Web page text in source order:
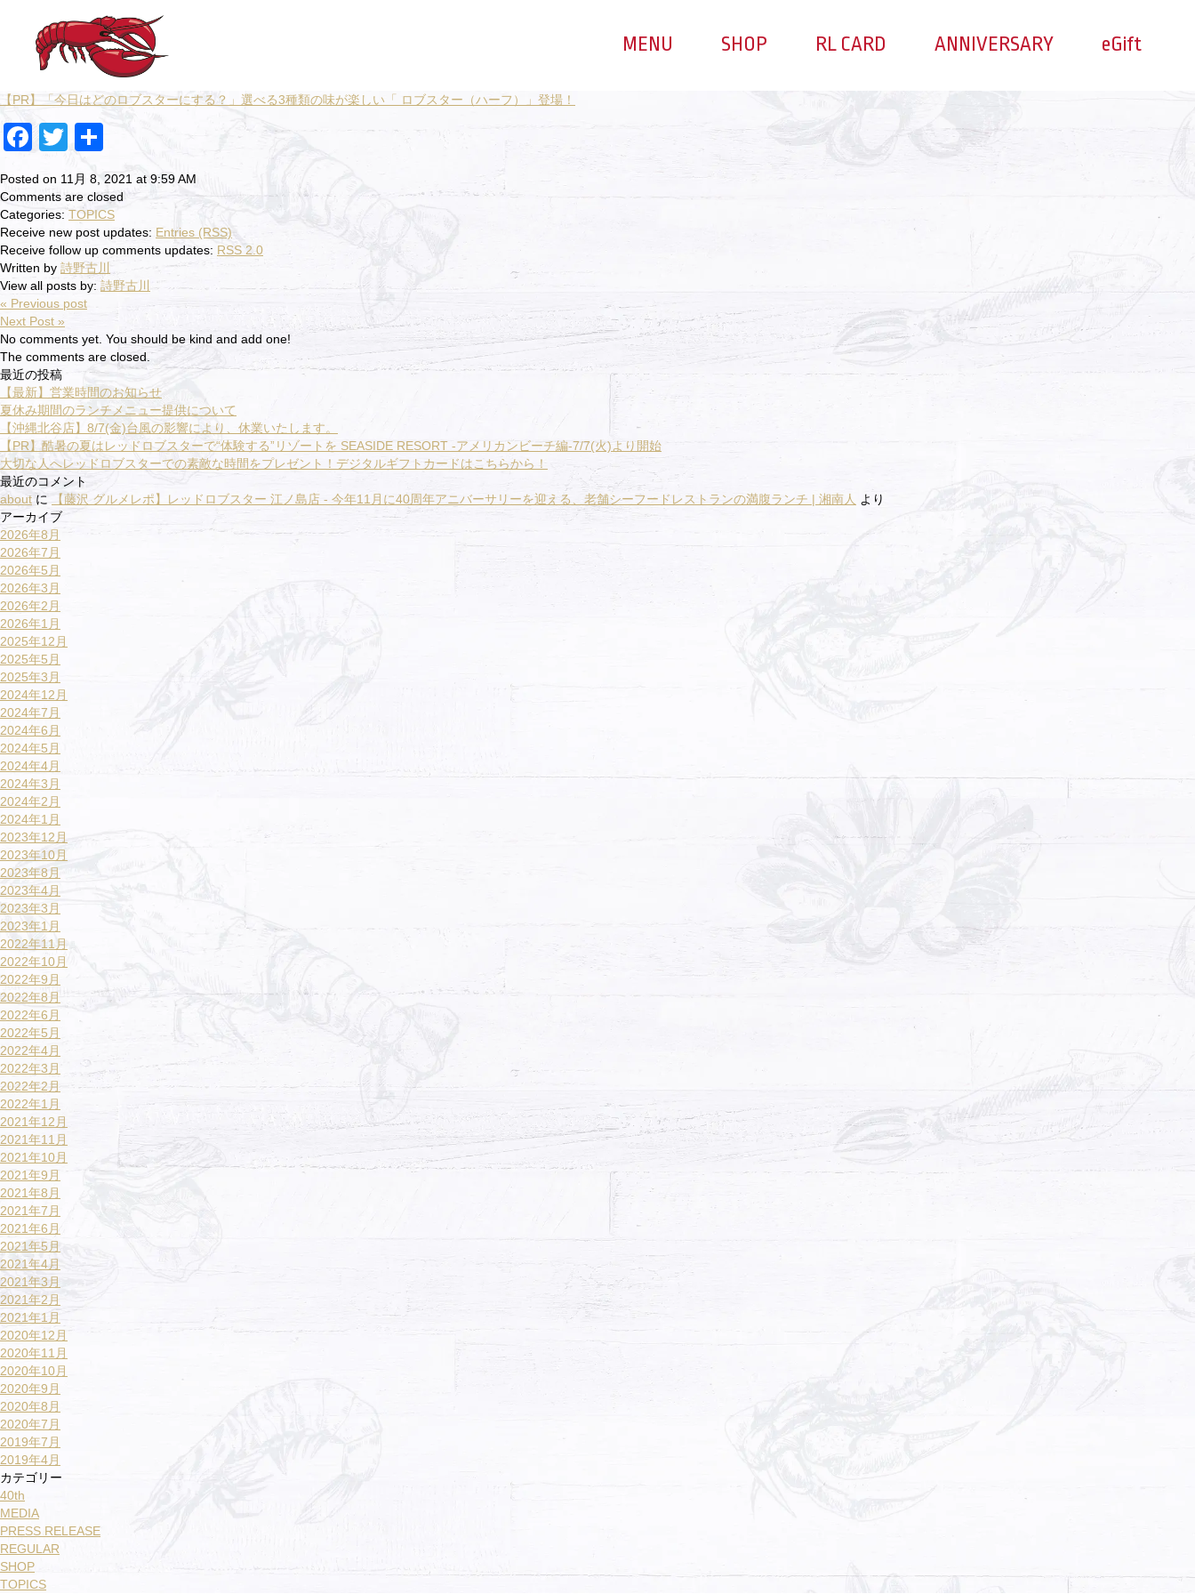
MENU SHOP RL CARD ANNIVERSARY eGift
【PR】「今日はどのロブスターにする？」選べる3種類の味が楽しい「 ロブスター（ハーフ）」登場！
Facebook
Twitter
有
Posted on 11月 8, 2021 at 9:59 AM
Comments are closed
Categories: TOPICS
Receive new post updates: Entries (RSS)
Receive follow up comments updates: RSS 2.0
Written by 詩野古川
View all posts by:詩野古川
« Previous post
Next Post »
No comments yet. You should be kind and add one!
The comments are closed.
最近の投稿
【最新】営業時間のお知らせ
夏休み期間のランチメニュー提供について
【沖縄北谷店】8/7(金)台風の影響により、休業いたします。
【PR】酷暑の夏はレッドロブスターで“体験する”リゾートを SEASIDE RESORT -アメリカンビーチ編-7/7(火)より開始
大切な人へレッドロブスターでの素敵な時間をプレゼント！デジタルギフトカードはこちらから！
最近のコメント
about に 【藤沢 グルメレポ】レッドロブスター 江ノ島店 - 今年11月に40周年アニバーサリーを迎える、老舗シーフードレストランの満腹ランチ | 湘南人 より
アーカイブ
2026年8月
2026年7月
2026年5月
2026年3月
2026年2月
2026年1月
2025年12月
2025年5月
2025年3月
2024年12月
2024年7月
2024年6月
2024年5月
2024年4月
2024年3月
2024年2月
2024年1月
2023年12月
2023年10月
2023年8月
2023年4月
2023年3月
2023年1月
2022年11月
2022年10月
2022年9月
2022年8月
2022年6月
2022年5月
2022年4月
2022年3月
2022年2月
2022年1月
2021年12月
2021年11月
2021年10月
2021年9月
2021年8月
2021年7月
2021年6月
2021年5月
2021年4月
2021年3月
2021年2月
2021年1月
2020年12月
2020年11月
2020年10月
2020年9月
2020年8月
2020年7月
2019年7月
2019年4月
カテゴリー
40th
MEDIA
PRESS RELEASE
REGULAR
SHOP
TOPICS